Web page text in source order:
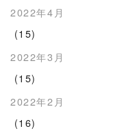
2022年4月
(15)
2022年3月
(15)
2022年2月
(16)